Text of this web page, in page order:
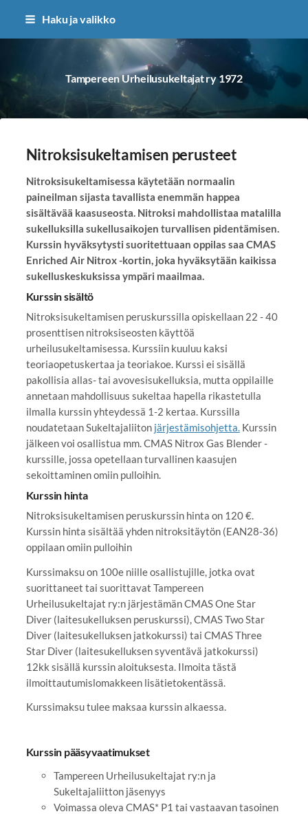
Siirry
Haku ja valikko
Tampereen Urheilusukeltajat ry 1972
Nitroksisukeltamisen perusteet
Nitroksisukeltamisessa käytetään normaalin
paineilman sijasta tavallista enemmän happea
sisältävää kaasuseosta. Nitroksi mahdollistaa matalilla
sukelluksilla sukellusaikojen turvallisen pidentämisen.
Kurssin hyväksytysti suoritettuaan oppilas saa CMAS
Enriched Air Nitrox -kortin, joka hyväksytään kaikissa
sukelluskeskuksissa ympäri maailmaa.
Kurssin sisältö
Nitroksisukeltamisen peruskurssilla opiskellaan 22 - 40
prosenttisen nitroksiseosten käyttöä
urheilusukeltamisessa. Kurssiin kuuluu kaksi
teoriaopetuskertaa ja teoriakoe. Kurssi ei sisällä
pakollisia allas- tai avovesisukelluksia, mutta oppilaille
annetaan mahdollisuus sukeltaa hapella rikastetulla
ilmalla kurssin yhteydessä 1-2 kertaa. Kurssilla
noudatetaan Sukeltajaliiton järjestämisohjetta.Kurssin
jälkeen voi osallistua mm. CMAS Nitrox Gas Blender -
kurssille, jossa opetellaan turvallinen kaasujen
sekoittaminen omiin pulloihin.
Kurssin hinta
Nitroksisukeltamisen peruskurssin hinta on 120 €.
Kurssin hinta sisältää yhden nitroksitäytön (EAN28-36)
oppilaan omiin pulloihin
Kurssimaksu on 100e niille osallistujille, jotka ovat
suorittaneet tai suorittavat Tampereen
Urheilusukeltajat ry:n järjestämän CMAS One Star
Diver (laitesukelluksen peruskurssi), CMAS Two Star
Diver (laitesukelluksen jatkokurssi) tai CMAS Three
Star Diver (laitesukelluksen syventävä jatkokurssi)
12kk sisällä kurssin aloituksesta. Ilmoita tästä
ilmoittautumislomakkeen lisätietokentässä.
Kurssimaksu tulee maksaa kurssin alkaessa.
Kurssin pääsyvaatimukset
Tampereen Urheilusukeltajat ry:n ja
Sukeltajaliitton jäsenyys
Voimassa oleva CMAS* P1 tai vastaavan tasoinen